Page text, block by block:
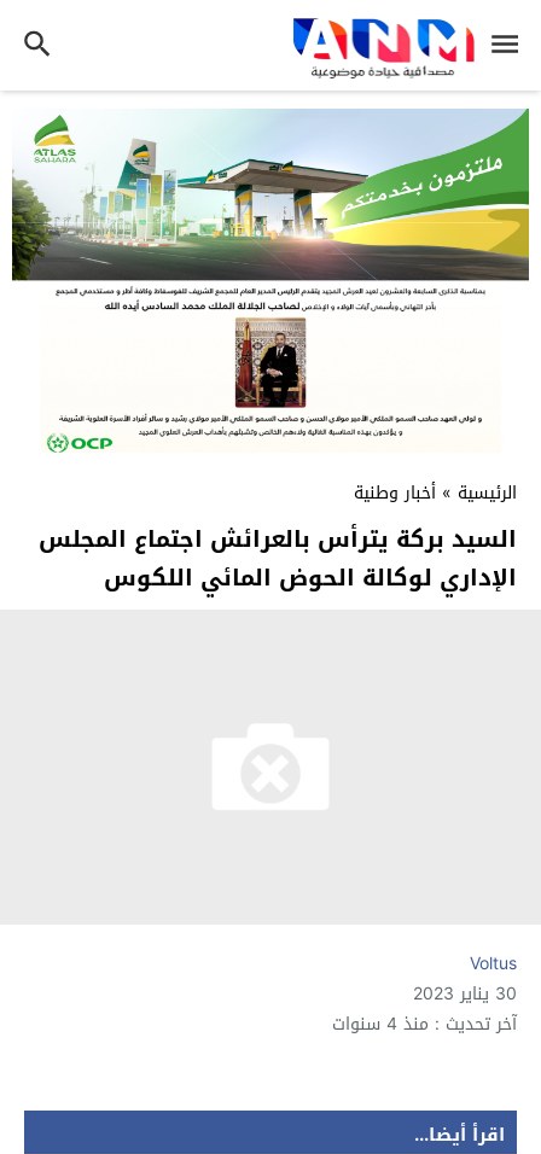
الرئيسية » أخبار وطنية
السيد بركة يترأس بالعرائش اجتماع المجلس
الإداري لوكالة الحوض المائي اللكوس
Voltus
30 يناير 2023
آخر تحديث : منذ 4 سنوات
اقرأ أيضا...